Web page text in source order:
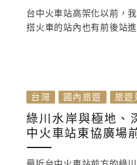
台中火車站高架化以前，
搭火車的站內也有前後站
台灣 國內旅遊 旅遊
綠川水岸與極地、
中火車站東協廣場